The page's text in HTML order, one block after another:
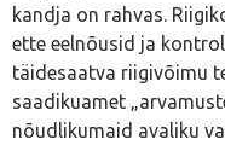
kandja on rahvas.
ette eelnõusid ja
täidesaatva riigivõimu
saadikuamet
nõudlikumaid avaliku